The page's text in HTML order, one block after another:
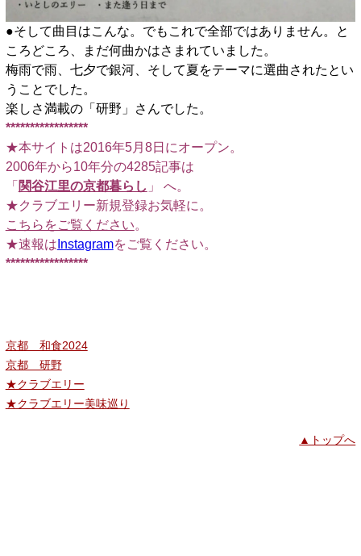
●そして曲目はこんな。でもこれで全部ではありません。と
ころどころ、まだ何曲かはさまれていました。
梅雨で雨、七夕で銀河、そして夏をテーマに選曲されたとい
うことでした。
楽しさ満載の「研野」さんでした。
*****************
★本サイトは2016年5月8日にオープン。
2006年から10年分の4285記事は
「 関谷江里の京都暮らし 」 へ。
★クラブエリー新規登録お気軽に。
こちらをご覧ください。
★速報は Instagramをご覧ください。
*****************
京都 和食2024
京都 研野
★クラブエリー
★クラブエリー美味巡り
▲トップへ